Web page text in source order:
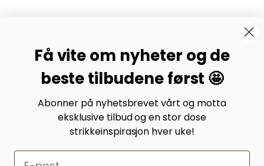
Bli medlem av Bystrikk-forumet vårt på Facebook og
møt både designere og teststrikkere, samt 31.000
andre Bystrikkere som deler erfaringer, bilder og
inspirasjon.
Bli medlem her.
Få vite om nyheter og de
beste tilbudene først 🤩
Abonner på nyhetsbrevet vårt og motta
eksklusive tilbud og en stor dose
strikkeinspirasjon hver uke!